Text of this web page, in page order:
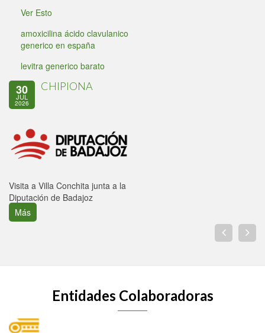
Ver Esto
amoxicilina ácido clavulanico
generico en españa
levitra generico barato
30
JUL
2026
CHIPIONA
Visita a Villa Conchita junta a la
Diputación de Badajoz
Más
Entidades Colaboradoras